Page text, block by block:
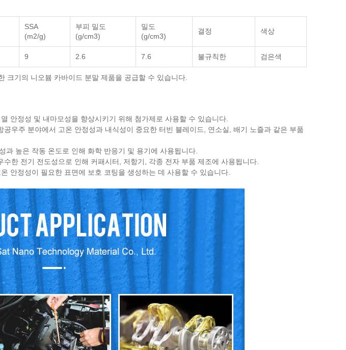
SSA
(m2/g)
부피 밀도
(g/cm3)
밀도
(g/cm3)
결정 색상
9 2.6 7.6 불규칙한 검은색
크기의 니오븀 카바이드 분말 제품을 공급할 수 있습니다.
안정성 및 내마모성을 향상시키기 위해 첨가제로 사용할 수 있습니다.
우주 분야에서 고온 안정성과 내식성이 중요한 터빈 블레이드, 연소실, 배기 노즐과 같은 부품
과 높은 작동 온도로 인해 화학 반응기 및 용기에 사용됩니다.
한 전기 전도성으로 인해 커패시터, 저항기, 각종 전자 부품 제조에 사용됩니다.
안정성이 필요한 표면에 보호 코팅을 생성하는 데 사용할 수 있습니다.